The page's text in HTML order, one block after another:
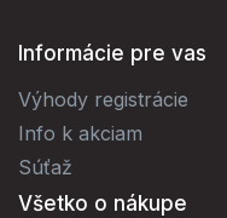
Informácie pre vas
Výhody registrácie
Info k akciam
Súťaž
Všetko o nákupe